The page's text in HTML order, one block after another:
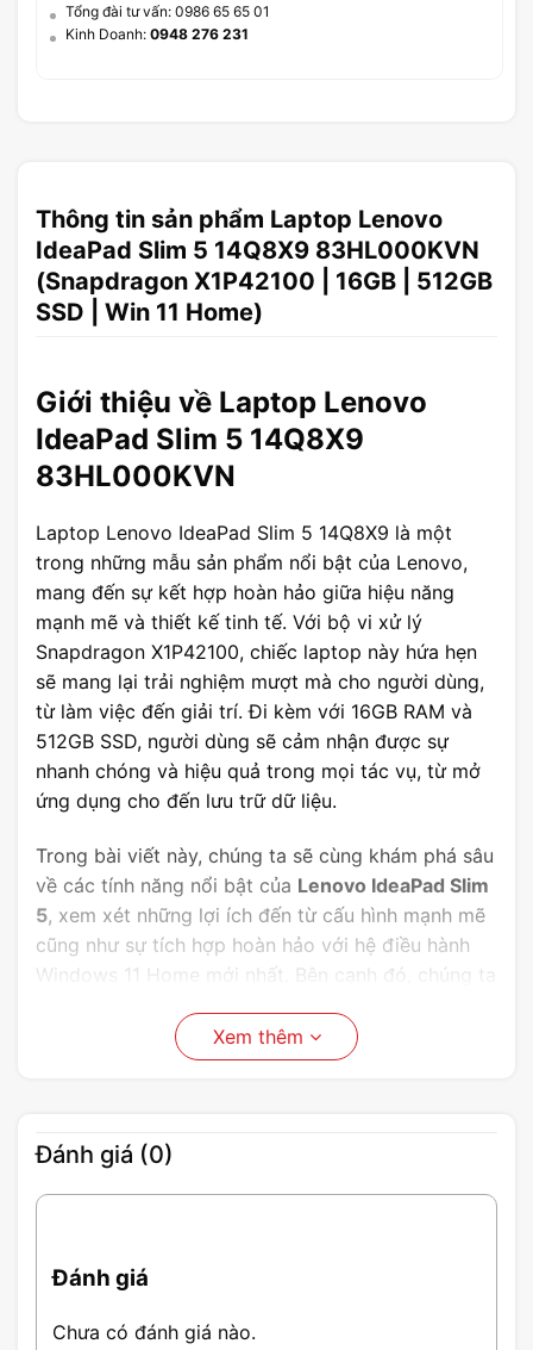
Tổng đài tư vấn: 0986 65 65 01
Kinh Doanh: 0948 276 231
Thông tin sản phẩm Laptop Lenovo
IdeaPad Slim 5 14Q8X9 83HL000KVN
(Snapdragon X1P42100 | 16GB | 512GB
SSD | Win 11 Home)
Giới thiệu về Laptop Lenovo
IdeaPad Slim 5 14Q8X9
83HL000KVN
Laptop Lenovo IdeaPad Slim 5 14Q8X9 là một
trong những mẫu sản phẩm nổi bật của Lenovo,
mang đến sự kết hợp hoàn hảo giữa hiệu năng
mạnh mẽ và thiết kế tinh tế. Với bộ vi xử lý
Snapdragon X1P42100, chiếc laptop này hứa hẹn
sẽ mang lại trải nghiệm mượt mà cho người dùng,
từ làm việc đến giải trí. Đi kèm với 16GB RAM và
512GB SSD, người dùng sẽ cảm nhận được sự
nhanh chóng và hiệu quả trong mọi tác vụ, từ mở
ứng dụng cho đến lưu trữ dữ liệu.
Trong bài viết này, chúng ta sẽ cùng khám phá sâu
về các tính năng nổi bật của Lenovo IdeaPad Slim
5, xem xét những lợi ích đến từ cấu hình mạnh mẽ
cũng như sự tích hợp hoàn hảo với hệ điều hành
Windows 11 Home mới nhất. Bên cạnh đó, chúng ta
kế gọn nhẹ và thời lượng pin ấn tượng, giúp đáp
ứng nhu cầu sử dụng hàng ngày một cách tốt nhất.
cho công việc và giải trí của bạn hay không.
Xem thêm
Đánh giá (0)
Đánh giá
Chưa có đánh giá nào.